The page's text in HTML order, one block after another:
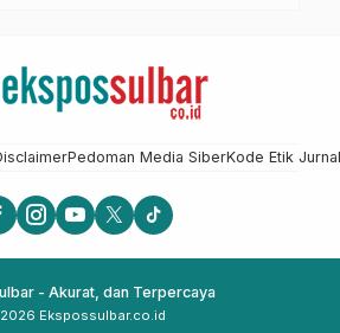
Pedoman Media SiberKode Etik
- Akurat, dan Terpercaya
Ekspossulbar.co.id